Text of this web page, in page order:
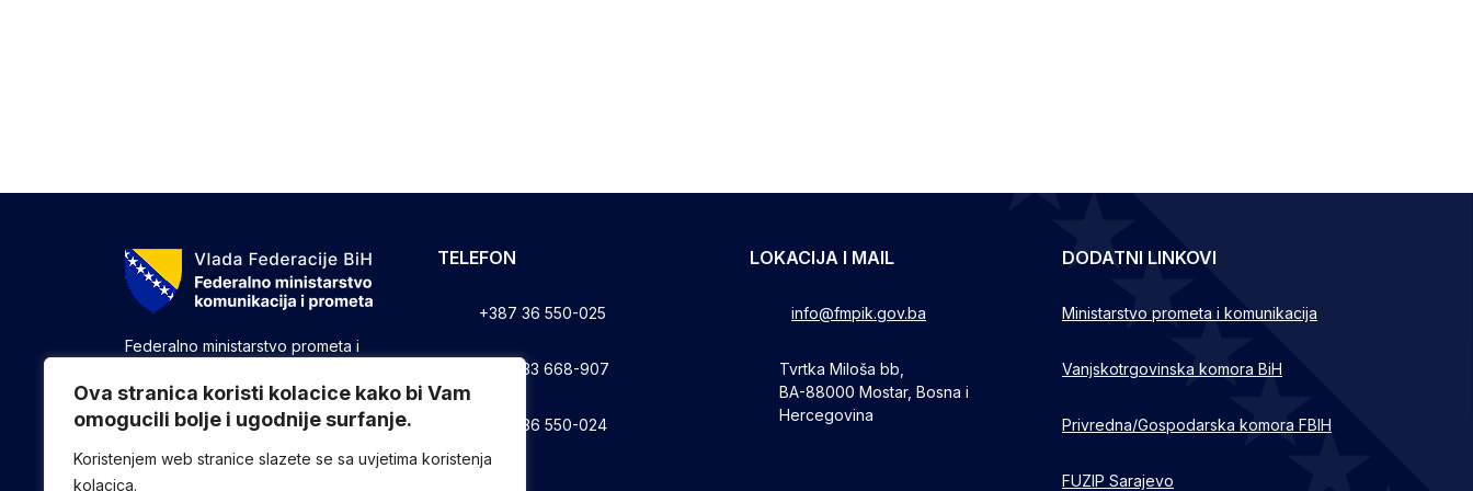
Ova stranica koristi kolacice kako bi Vam
omogucili bolje i ugodnije surfanje.
Koristenjem web stranice slazete se sa uvjetima koristenja
kolacica.
Federalno ministarstvo prometa i
druge poslove utvrđene zakonom koji
se odnose na ostvarivanje nadležnosti
Federacije u oblasti prometa i
komunikacija.
TELEFON
+387 36 550-025
+387 33 668-907
+387 36 550-024
LOKACIJA I MAIL
info@fmpik.gov.ba
Tvrtka Miloša bb,
BA-88000 Mostar, Bosna i
Hercegovina
DODATNI LINKOVI
Ministarstvo prometa i komunikacija
Vanjskotrgovinska komora BiH
Privredna/Gospodarska komora FBIH
FUZIP Sarajevo